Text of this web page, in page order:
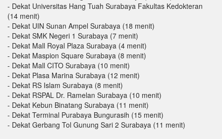
- Dekat Universitas Hang Tuah Surabaya Fakultas Kedokteran
(14 menit)
- Dekat UIN Sunan Ampel Surabaya (18 menit)
- Dekat SMK Negeri 1 Surabaya (7 menit)
- Dekat Mall Royal Plaza Surabaya (4 menit)
- Dekat Maspion Square Surabaya (8 menit)
- Dekat Mall CITO Surabaya (10 menit)
- Dekat Plasa Marina Surabaya (12 menit)
- Dekat RS Islam Surabaya (8 menit)
- Dekat RSPAL Dr. Ramelan Surabaya (10 menit)
- Dekat Kebun Binatang Surabaya (11 menit)
- Dekat Terminal Purabaya Bungurasih (15 menit)
- Dekat Gerbang Tol Gunung Sari 2 Surabaya (11 menit)